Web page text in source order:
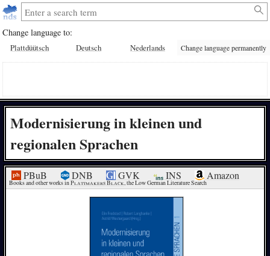
Change language to:
Plattdüütsch Deutsch Nederlands Change language permanently
Modernisierung in kleinen und
regionalen Sprachen
PBuB DNB GVK INS Amazon
Books and other works in Plattmakers Black, the Low German Literature Search